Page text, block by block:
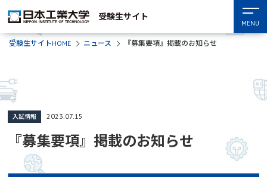
受験生サイト
MENU
受験生サイトHOME ニュース 『募集要項』掲載のお知らせ
『募集要項』掲載のお知らせ
入試情報 2023.07.15